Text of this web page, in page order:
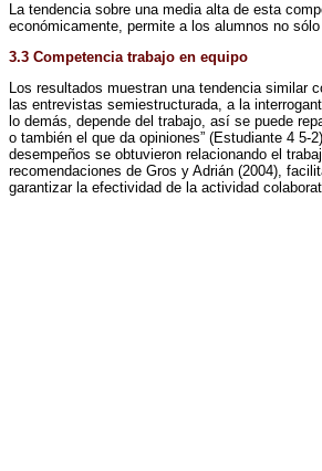
La tendencia sobre una media alta de esta
económicamente, permite a los alumnos no
3.3 Competencia trabajo en equipo
Los resultados muestran una tendencia similar
las entrevistas semiestructurada, a la
lo demás, depende del trabajo, así se puede
o también el que da opiniones” (Estudiante 4
desempeños se obtuvieron relacionando el
recomendaciones de Gros y Adrián (2004),
garantizar la efectividad de la actividad